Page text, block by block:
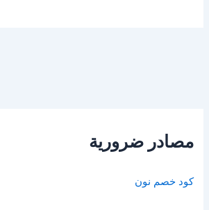
مصادر ضرورية
كود خصم نون